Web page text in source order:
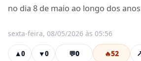
no dia 8 de maio ao longo dos anos
sexta-feira, 08/05/2026 às 05:56
▲0 ▼0 💬0 🔥52